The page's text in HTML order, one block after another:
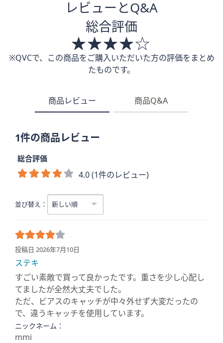
レビューとQ&A
総合評価
※QVCで、この商品をご購入いただいた方の評価をまとめ
たものです。
商品レビュー 商品Q&A
1件の商品レビュー
総合評価
4.0 (1件のレビュー)
並び替え：
投稿日 2026年7月10日
ステキ
すごい素敵で買って良かったです。重さを少し心配し
てましたが全然大丈夫でした。
ただ、ビアスのキャッチが中々外せず大変だったの
で、違うキャッチを使用しています。
ニックネーム：
mmi